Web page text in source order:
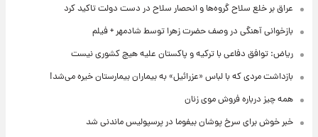
عراق بر خلع سلاح گروه‌ها و انحصار سلاح در دست دولت تاکید کرد
بازخوانی آهنگی در وصف حضرت زهرا توسط شادمهر + فیلم
ریاض: توافق دفاعی با ترکیه و پاکستان علیه هیچ کشوری نیست
بازداشت مردی که با لباس «عزرائیل» به بیماران بیمارستان خیره می‌شد!
همه چیز درباره فروش موی زنان
خبر خوش برای سرخ پوشان بیفوما در پرسپولیس ماندنی شد